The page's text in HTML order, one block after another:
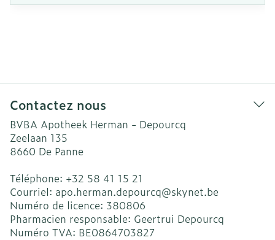
Contactez nous
BVBA Apotheek Herman - Depourcq
Zeelaan 135
8660 De Panne
Téléphone: +32 58 41 15 21
Courriel: apo.herman.depourcq@skynet.be
Numéro de licence: 380806
Pharmacien responsable: Geertrui Depourcq
Numéro TVA: BE0864703827